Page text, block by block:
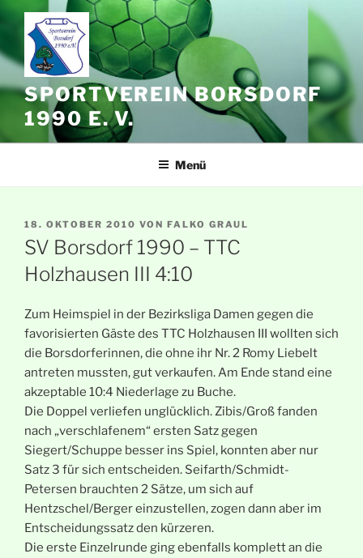
Zum
Inhalt
springen
SPORTVEREIN BORSDORF
1990 E. V.
Menü
VERÖFFENTLICHT
AM
18. OKTOBER 2010 VON FALKO GRAUL
SV Borsdorf 1990 – TTC
Holzhausen III 4:10
Zum Heimspiel in der Bezirksliga Damen gegen die
favorisierten Gäste des TTC Holzhausen III wollten sich
die Borsdorferinnen, die ohne ihr Nr. 2 Romy Liebelt
antreten mussten, gut verkaufen. Am Ende stand eine
akzeptable 10:4 Niederlage zu Buche.
Die Doppel verliefen unglücklich. Zibis/Groß fanden
nach „verschlafenem“ ersten Satz gegen
Siegert/Schuppe besser ins Spiel, konnten aber nur
Satz 3 für sich entscheiden. Seifarth/Schmidt-
Petersen brauchten 2 Sätze, um sich auf
Hentzschel/Berger einzustellen, zogen dann aber im
Entscheidungssatz den kürzeren.
Die erste Einzelrunde ging ebenfalls komplett an die